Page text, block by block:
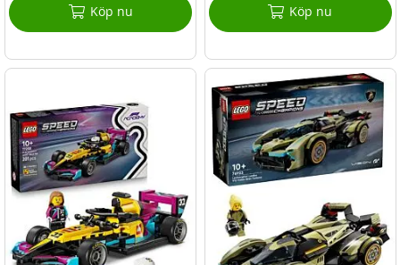
Köp nu Köp nu